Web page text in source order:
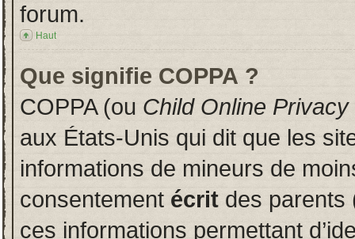
forum.
Haut
Que signifie COPPA ?
COPPA (ou Child Online
aux États-Unis qui dit que les
informations de mineurs de
consentement écrit des parents
ces informations permettant